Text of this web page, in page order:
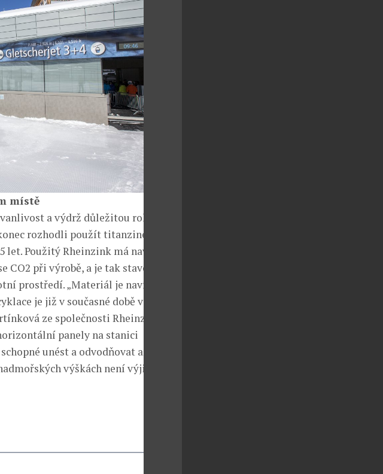
místě
a výdrž důležitou roli i
rozhodli použít titanzinek,
Použitý Rheinzink má navíc
při výrobě, a je tak stavebním
prostředí. „Materiál je navíc
je již v současné době vyšší než
ze společnosti Rheinzink.
panely na stanici
unést a odvodňovat až
výškách není výjimečná.